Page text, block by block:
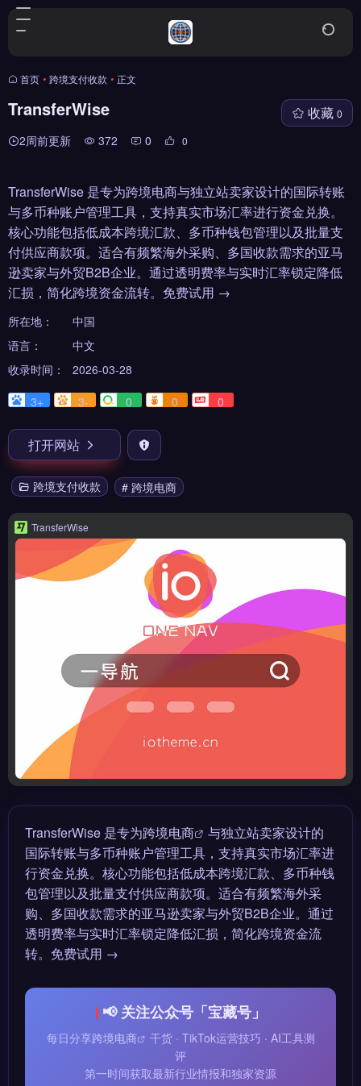
首页 • 跨境支付收款 • 正文
TransferWise
2周前更新 372 0 0
收藏 0
TransferWise 是专为跨境电商与独立站卖家设计的国际转账
与多币种账户管理工具，支持真实市场汇率进行资金兑换。
核心功能包括低成本跨境汇款、多币种钱包管理以及批量支
付供应商款项。适合有频繁海外采购、多国收款需求的亚马
逊卖家与外贸B2B企业。通过透明费率与实时汇率锁定降低
汇损，简化跨境资金流转。免费试用 →
所在地：
中国
语言：
中文
收录时间：
2026-03-28
3+
3- 0 0 0
打开网站
跨境支付收款 # 跨境电商
TransferWise
TransferWise 是专为跨境电商
与独立站卖家设计的
国际转账与多币种账户管理工具，支持真实市场汇率进
行资金兑换。核心功能包括低成本跨境汇款、多币种钱
包管理以及批量支付供应商款项。适合有频繁海外采
购、多国收款需求的亚马逊卖家与外贸B2B企业。通过
透明费率与实时汇率锁定降低汇损，简化跨境资金流
转。免费试用 →
📢 关注公众号「宝藏号」
每日分享跨境电商
干货 · TikTok运营技巧 · AI工具测
评
第一时间获取最新行业情报和独家资源